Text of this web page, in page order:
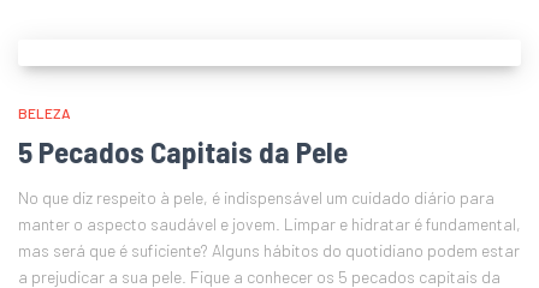
BELEZA
5 Pecados Capitais da Pele
No que diz respeito à pele, é indispensável um cuidado diário para
manter o aspecto saudável e jovem. Limpar e hidratar é fundamental,
mas será que é suficiente? Alguns hábitos do quotidiano podem estar
a prejudicar a sua pele. Fique a conhecer os 5 pecados capitais da